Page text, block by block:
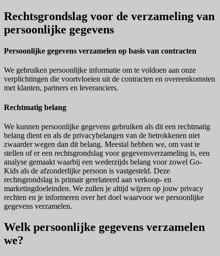
Rechtsgrondslag voor de verzameling van
persoonlijke gegevens
Persoonlijke gegevens verzamelen op basis van contracten
We gebruiken persoonlijke informatie om te voldoen aan onze
verplichtingen die voortvloeien uit de contracten en overeenkomsten
met klanten, partners en leveranciers.
Rechtmatig belang
We kunnen persoonlijke gegevens gebruiken als dit een rechtmatig
belang dient en als de privacybelangen van de betrokkenen niet
zwaarder wegen dan dit belang. Meestal hebben we, om vast te
stellen of er een rechtsgrondslag voor gegevensverzameling is, een
analyse gemaakt waarbij een wederzijds belang voor zowel Go-
Kids als de afzonderlijke persoon is vastgesteld. Deze
rechtsgrondslag is primair gerelateerd aan verkoop- en
marketingdoeleinden. We zullen je altijd wijzen op jouw privacy
rechten en je informeren over het doel waarvoor we persoonlijke
gegevens verzamelen.
Welk persoonlijke gegevens verzamelen
we?